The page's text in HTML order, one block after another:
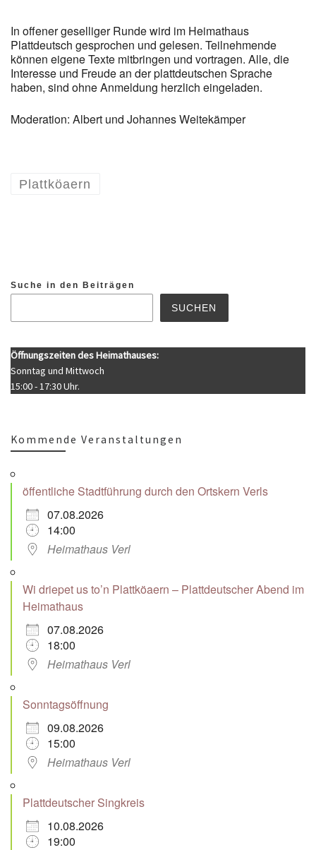
In offener geselliger Runde wird im Heimathaus
Plattdeutsch gesprochen und gelesen. Teilnehmende
können eigene Texte mitbringen und vortragen. Alle, die
Interesse und Freude an der plattdeutschen Sprache
haben, sind ohne Anmeldung herzlich eingeladen.
Moderation: Albert und Johannes Weitekämper
Plattköaern
Suche in den Beiträgen
SUCHEN
Öffnungszeiten des Heimathauses:
Sonntag und Mittwoch
15:00 - 17:30 Uhr.
Kommende Veranstaltungen
öffentliche Stadtführung durch den Ortskern Verls
07.08.2026
14:00
Heimathaus Verl
Wi driepet us to’n Plattköaern – Plattdeutscher Abend im
Heimathaus
07.08.2026
18:00
Heimathaus Verl
Sonntagsöffnung
09.08.2026
15:00
Heimathaus Verl
Plattdeutscher Singkreis
10.08.2026
19:00